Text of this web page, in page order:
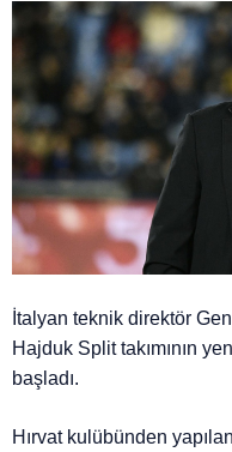
İtalyan teknik direktör
Hajduk Split takımının
başladı.
Hırvat kulübünden